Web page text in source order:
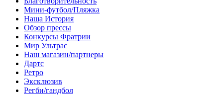
Мини-футбол/Пляжка
Наша История
Обзор прессы
Конкурсы Фратрии
Мир Ультрас
Наш магазин/партнеры
Дартс
Ретро
Эксклюзив
Регби/гандбол